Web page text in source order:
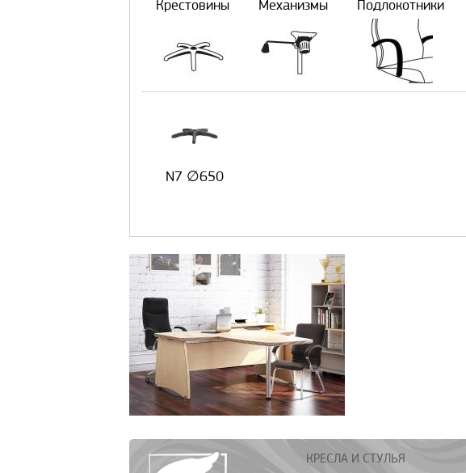
Крестовины Механизмы Подлокотники
N7 ∅650
КРЕСЛА И СТУЛЬЯ